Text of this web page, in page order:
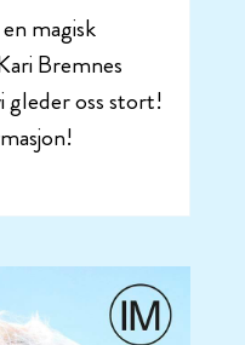
magisk
Bremnes
gleder oss stort!